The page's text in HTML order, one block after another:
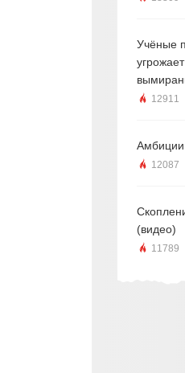
Учёные
12911
12087
(видео)
11789